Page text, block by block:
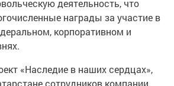
награды за участие в
корпоративном и
«Наследие в наших сердцах»,
сотрудников компании,